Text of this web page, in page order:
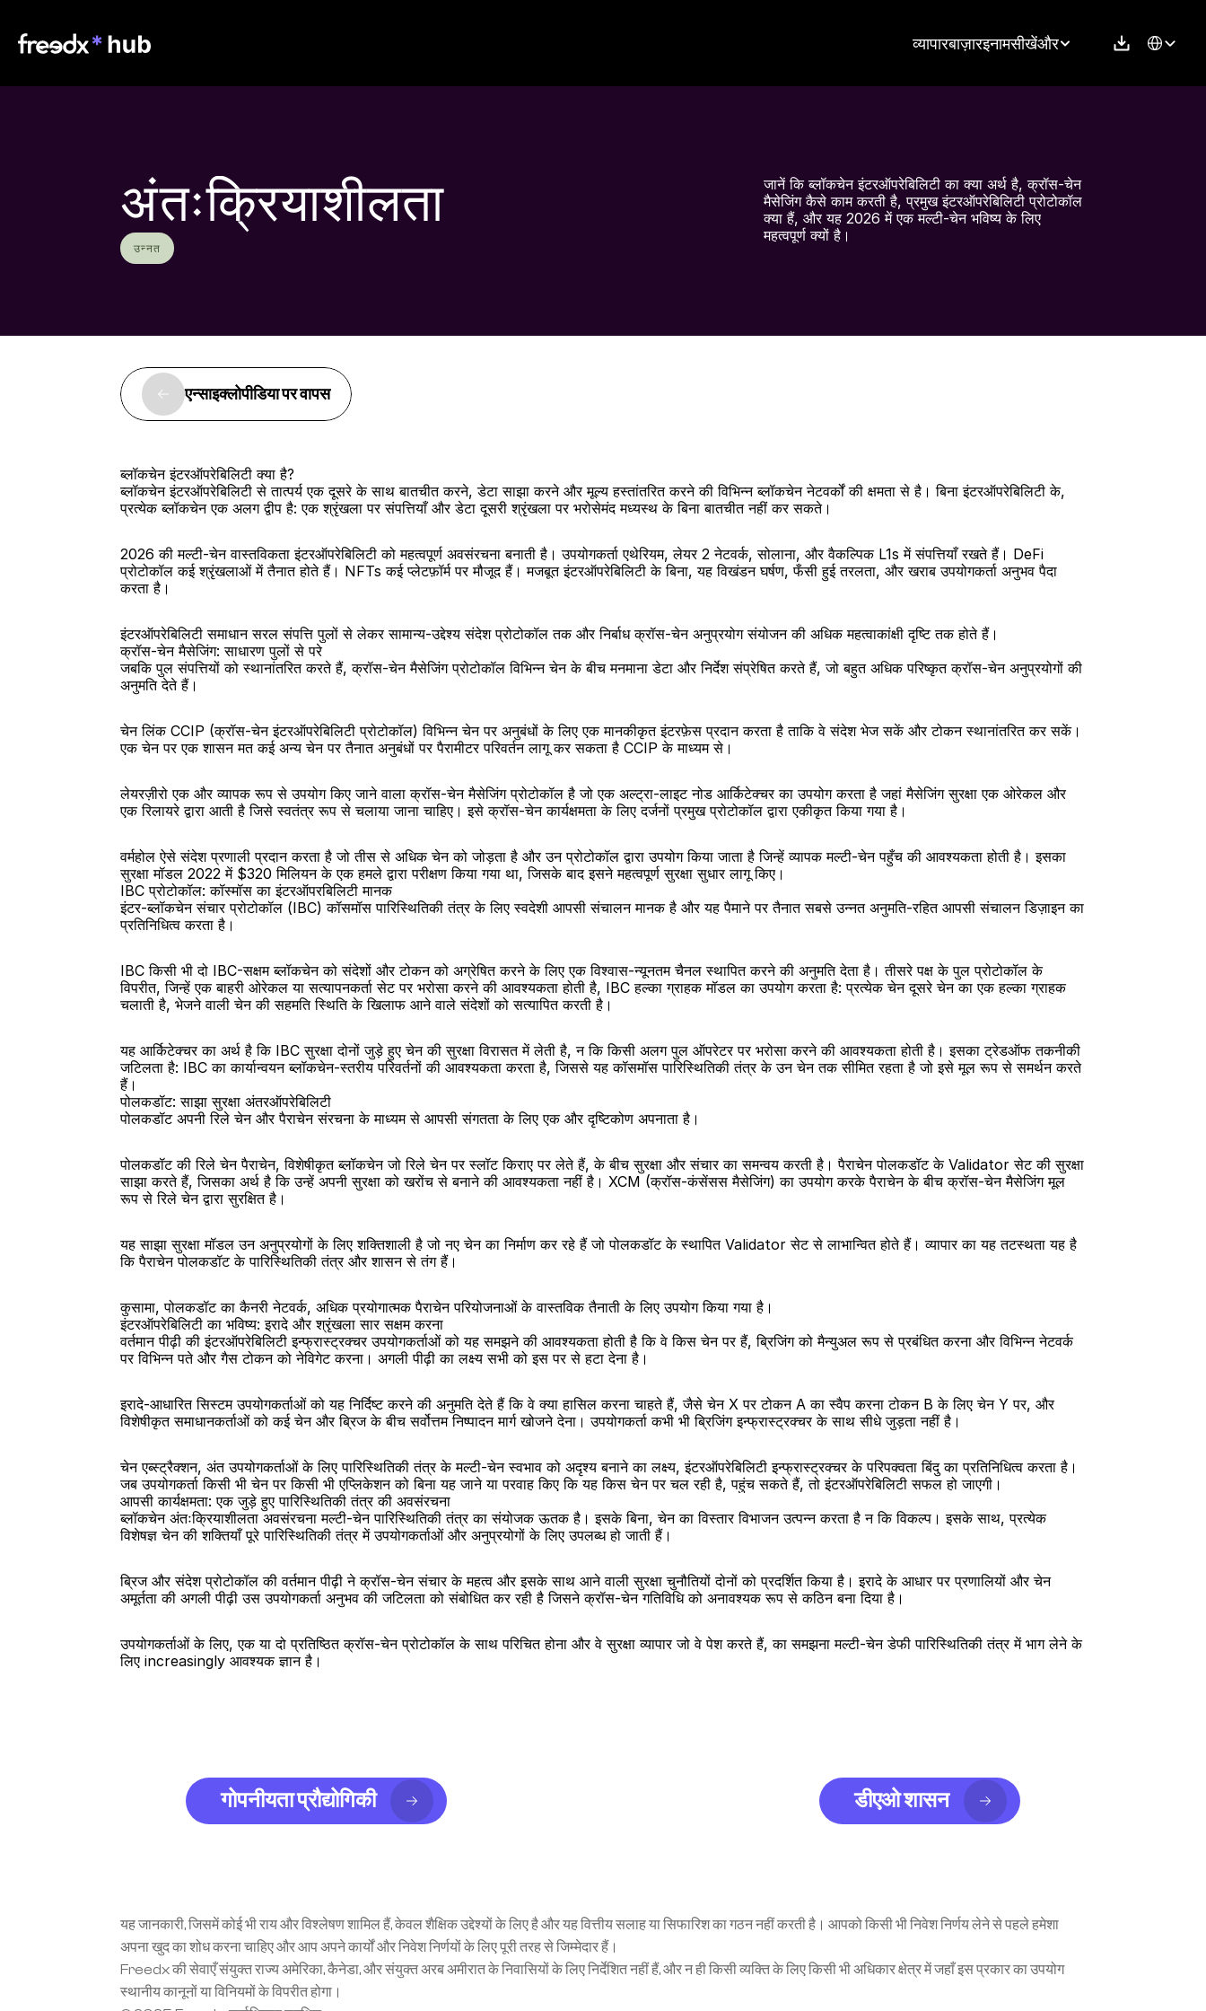
व्यापारबाज़ारइनामसीखेंऔर Select
अंतःक्रियाशीलता
उन्नत
जानें कि ब्लॉकचेन इंटरऑपरेबिलिटी का क्या अर्थ है, क्रॉस-चेन
मैसेजिंग कैसे काम करती है, प्रमुख इंटरऑपरेबिलिटी प्रोटोकॉल
क्या हैं, और यह 2026 में एक मल्टी-चेन भविष्य के लिए
महत्वपूर्ण क्यों है।
एन्साइक्लोपीडिया पर वापस
ब्लॉकचेन इंटरऑपरेबिलिटी क्या है?
ब्लॉकचेन इंटरऑपरेबिलिटी से तात्पर्य एक दूसरे के साथ बातचीत करने, डेटा साझा करने और मूल्य हस्तांतरित करने की विभिन्न ब्लॉकचेन नेटवर्कों की क्षमता से है। बिना इंटरऑपरेबिलिटी के,
प्रत्येक ब्लॉकचेन एक अलग द्वीप है: एक श्रृंखला पर संपत्तियाँ और डेटा दूसरी श्रृंखला पर भरोसेमंद मध्यस्थ के बिना बातचीत नहीं कर सकते।
2026 की मल्टी-चेन वास्तविकता इंटरऑपरेबिलिटी को महत्वपूर्ण अवसंरचना बनाती है। उपयोगकर्ता एथेरियम, लेयर 2 नेटवर्क, सोलाना, और वैकल्पिक L1s में संपत्तियाँ रखते हैं। DeFi
प्रोटोकॉल कई श्रृंखलाओं में तैनात होते हैं। NFTs कई प्लेटफ़ॉर्म पर मौजूद हैं। मजबूत इंटरऑपरेबिलिटी के बिना, यह विखंडन घर्षण, फँसी हुई तरलता, और खराब उपयोगकर्ता अनुभव पैदा
करता है।
इंटरऑपरेबिलिटी समाधान सरल संपत्ति पुलों से लेकर सामान्य-उद्देश्य संदेश प्रोटोकॉल तक और निर्बाध क्रॉस-चेन अनुप्रयोग संयोजन की अधिक महत्वाकांक्षी दृष्टि तक होते हैं।
क्रॉस-चेन मैसेजिंग: साधारण पुलों से परे
जबकि पुल संपत्तियों को स्थानांतरित करते हैं, क्रॉस-चेन मैसेजिंग प्रोटोकॉल विभिन्न चेन के बीच मनमाना डेटा और निर्देश संप्रेषित करते हैं, जो बहुत अधिक परिष्कृत क्रॉस-चेन अनुप्रयोगों की
अनुमति देते हैं।
चेन लिंक CCIP (क्रॉस-चेन इंटरऑपरेबिलिटी प्रोटोकॉल) विभिन्न चेन पर अनुबंधों के लिए एक मानकीकृत इंटरफ़ेस प्रदान करता है ताकि वे संदेश भेज सकें और टोकन स्थानांतरित कर सकें।
एक चेन पर एक शासन मत कई अन्य चेन पर तैनात अनुबंधों पर पैरामीटर परिवर्तन लागू कर सकता है CCIP के माध्यम से।
लेयरज़ीरो एक और व्यापक रूप से उपयोग किए जाने वाला क्रॉस-चेन मैसेजिंग प्रोटोकॉल है जो एक अल्ट्रा-लाइट नोड आर्किटेक्चर का उपयोग करता है जहां मैसेजिंग सुरक्षा एक ओरेकल और
एक रिलायरे द्वारा आती है जिसे स्वतंत्र रूप से चलाया जाना चाहिए। इसे क्रॉस-चेन कार्यक्षमता के लिए दर्जनों प्रमुख प्रोटोकॉल द्वारा एकीकृत किया गया है।
वर्महोल ऐसे संदेश प्रणाली प्रदान करता है जो तीस से अधिक चेन को जोड़ता है और उन प्रोटोकॉल द्वारा उपयोग किया जाता है जिन्हें व्यापक मल्टी-चेन पहुँच की आवश्यकता होती है। इसका
सुरक्षा मॉडल 2022 में $320 मिलियन के एक हमले द्वारा परीक्षण किया गया था, जिसके बाद इसने महत्वपूर्ण सुरक्षा सुधार लागू किए।
IBC प्रोटोकॉल: कॉस्मॉस का इंटरऑपरबिलिटी मानक
इंटर-ब्लॉकचेन संचार प्रोटोकॉल (IBC) कॉसमॉस पारिस्थितिकी तंत्र के लिए स्वदेशी आपसी संचालन मानक है और यह पैमाने पर तैनात सबसे उन्नत अनुमति-रहित आपसी संचालन डिज़ाइन का
प्रतिनिधित्व करता है।
IBC किसी भी दो IBC-सक्षम ब्लॉकचेन को संदेशों और टोकन को अग्रेषित करने के लिए एक विश्वास-न्यूनतम चैनल स्थापित करने की अनुमति देता है। तीसरे पक्ष के पुल प्रोटोकॉल के
विपरीत, जिन्हें एक बाहरी ओरेकल या सत्यापनकर्ता सेट पर भरोसा करने की आवश्यकता होती है, IBC हल्का ग्राहक मॉडल का उपयोग करता है: प्रत्येक चेन दूसरे चेन का एक हल्का ग्राहक
चलाती है, भेजने वाली चेन की सहमति स्थिति के खिलाफ आने वाले संदेशों को सत्यापित करती है।
यह आर्किटेक्चर का अर्थ है कि IBC सुरक्षा दोनों जुड़े हुए चेन की सुरक्षा विरासत में लेती है, न कि किसी अलग पुल ऑपरेटर पर भरोसा करने की आवश्यकता होती है। इसका ट्रेडऑफ तकनीकी
जटिलता है: IBC का कार्यान्वयन ब्लॉकचेन-स्तरीय परिवर्तनों की आवश्यकता करता है, जिससे यह कॉसमॉस पारिस्थितिकी तंत्र के उन चेन तक सीमित रहता है जो इसे मूल रूप से समर्थन करते
हैं।
पोलकडॉट: साझा सुरक्षा अंतरऑपरेबिलिटी
पोलकडॉट अपनी रिले चेन और पैराचेन संरचना के माध्यम से आपसी संगतता के लिए एक और दृष्टिकोण अपनाता है।
पोलकडॉट की रिले चेन पैराचेन, विशेषीकृत ब्लॉकचेन जो रिले चेन पर स्लॉट किराए पर लेते हैं, के बीच सुरक्षा और संचार का समन्वय करती है। पैराचेन पोलकडॉट के Validator सेट की सुरक्षा
साझा करते हैं, जिसका अर्थ है कि उन्हें अपनी सुरक्षा को खरोंच से बनाने की आवश्यकता नहीं है। XCM (क्रॉस-कंसेंसस मैसेजिंग) का उपयोग करके पैराचेन के बीच क्रॉस-चेन मैसेजिंग मूल
रूप से रिले चेन द्वारा सुरक्षित है।
यह साझा सुरक्षा मॉडल उन अनुप्रयोगों के लिए शक्तिशाली है जो नए चेन का निर्माण कर रहे हैं जो पोलकडॉट के स्थापित Validator सेट से लाभान्वित होते हैं। व्यापार का यह तटस्थता यह है
कि पैराचेन पोलकडॉट के पारिस्थितिकी तंत्र और शासन से तंग हैं।
कुसामा, पोलकडॉट का कैनरी नेटवर्क, अधिक प्रयोगात्मक पैराचेन परियोजनाओं के वास्तविक तैनाती के लिए उपयोग किया गया है।
इंटरऑपरेबिलिटी का भविष्य: इरादे और श्रृंखला सार सक्षम करना
वर्तमान पीढ़ी की इंटरऑपरेबिलिटी इन्फ्रास्ट्रक्चर उपयोगकर्ताओं को यह समझने की आवश्यकता होती है कि वे किस चेन पर हैं, ब्रिजिंग को मैन्युअल रूप से प्रबंधित करना और विभिन्न नेटवर्क
पर विभिन्न पते और गैस टोकन को नेविगेट करना। अगली पीढ़ी का लक्ष्य सभी को इस पर से हटा देना है।
इरादे-आधारित सिस्टम उपयोगकर्ताओं को यह निर्दिष्ट करने की अनुमति देते हैं कि वे क्या हासिल करना चाहते हैं, जैसे चेन X पर टोकन A का स्वैप करना टोकन B के लिए चेन Y पर, और
विशेषीकृत समाधानकर्ताओं को कई चेन और ब्रिज के बीच सर्वोत्तम निष्पादन मार्ग खोजने देना। उपयोगकर्ता कभी भी ब्रिजिंग इन्फ्रास्ट्रक्चर के साथ सीधे जुड़ता नहीं है।
चेन एब्स्ट्रैक्शन, अंत उपयोगकर्ताओं के लिए पारिस्थितिकी तंत्र के मल्टी-चेन स्वभाव को अदृश्य बनाने का लक्ष्य, इंटरऑपरेबिलिटी इन्फ्रास्ट्रक्चर के परिपक्वता बिंदु का प्रतिनिधित्व करता है।
जब उपयोगकर्ता किसी भी चेन पर किसी भी एप्लिकेशन को बिना यह जाने या परवाह किए कि यह किस चेन पर चल रही है, पहुंच सकते हैं, तो इंटरऑपरेबिलिटी सफल हो जाएगी।
आपसी कार्यक्षमता: एक जुड़े हुए पारिस्थितिकी तंत्र की अवसंरचना
ब्लॉकचेन अंतःक्रियाशीलता अवसंरचना मल्टी-चेन पारिस्थितिकी तंत्र का संयोजक ऊतक है। इसके बिना, चेन का विस्तार विभाजन उत्पन्न करता है न कि विकल्प। इसके साथ, प्रत्येक
विशेषज्ञ चेन की शक्तियाँ पूरे पारिस्थितिकी तंत्र में उपयोगकर्ताओं और अनुप्रयोगों के लिए उपलब्ध हो जाती हैं।
ब्रिज और संदेश प्रोटोकॉल की वर्तमान पीढ़ी ने क्रॉस-चेन संचार के महत्व और इसके साथ आने वाली सुरक्षा चुनौतियों दोनों को प्रदर्शित किया है। इरादे के आधार पर प्रणालियों और चेन
अमूर्तता की अगली पीढ़ी उस उपयोगकर्ता अनुभव की जटिलता को संबोधित कर रही है जिसने क्रॉस-चेन गतिविधि को अनावश्यक रूप से कठिन बना दिया है।
उपयोगकर्ताओं के लिए, एक या दो प्रतिष्ठित क्रॉस-चेन प्रोटोकॉल के साथ परिचित होना और वे सुरक्षा व्यापार जो वे पेश करते हैं, का समझना मल्टी-चेन डेफी पारिस्थितिकी तंत्र में भाग लेने के
लिए increasingly आवश्यक ज्ञान है।
गोपनीयता प्रौद्योगिकी डीएओ शासन
यह जानकारी, जिसमें कोई भी राय और विश्लेषण शामिल हैं, केवल शैक्षिक उद्देश्यों के लिए है और यह वित्तीय सलाह या सिफारिश का गठन नहीं करती है। आपको किसी भी निवेश निर्णय लेने से पहले हमेशा
अपना खुद का शोध करना चाहिए और आप अपने कार्यों और निवेश निर्णयों के लिए पूरी तरह से जिम्मेदार हैं।
Freedx की सेवाएँ संयुक्त राज्य अमेरिका, कैनेडा, और संयुक्त अरब अमीरात के निवासियों के लिए निर्देशित नहीं हैं, और न ही किसी व्यक्ति के लिए किसी भी अधिकार क्षेत्र में जहाँ इस प्रकार का उपयोग
स्थानीय कानूनों या विनियमों के विपरीत होगा।